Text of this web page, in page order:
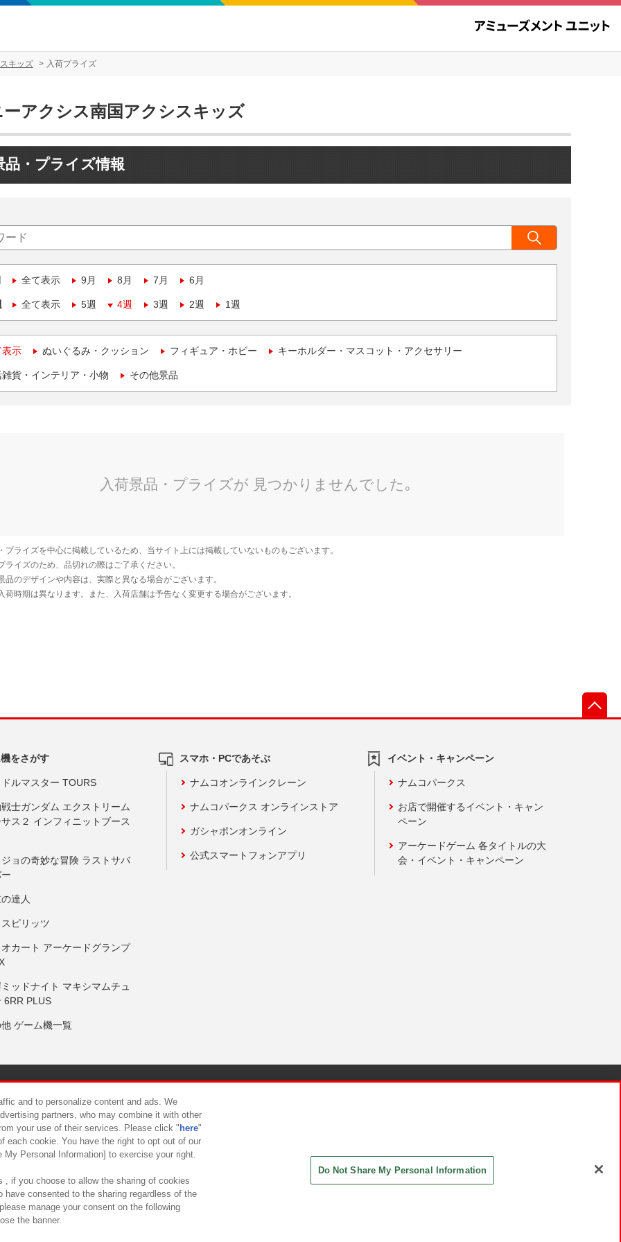
キッズ 入荷プライズ
ーアクシス南国アクシスキッズ
品・プライズ情報
全て表示 9月 8月 7月 6月
全て表示 5週 4週 3週 2週 1週
表示 ぬいぐるみ・クッション フィギュア・ホビー キーホルダー・マスコット・アクセサリー
貨・インテリア・小物 その他景品
をさがす
ルマスター TOURS
士ガンダム エクストリーム
ス２ インフィニットブース
ョの奇妙な冒険 ラストサバ
達人
ピリッツ
カート アーケードグランプ
ッドナイト マキシマムチュ
6RR PLUS
ゲーム機一覧
スマホ・PCであそぶ
ナムコオンラインクレーン
ナムコパークス オンラインストア
ガシャポンオンライン
公式スマートフォンアプリ
イベント・キャンペーン
ナムコパークス
お店で開催するイベント・キャン
ペーン
アーケードゲーム 各タイトルの大
会・イベント・キャンペーン
について カスタマーハラスメント対応方針
and to personalize content and ads. We
partners, who may combine it with other
your use of their services. Please click " here"
each cookie. You have the right to opt out of our
Personal Information] to exercise your right.
, if you choose to allow the sharing of cookies
have consented to the sharing regardless of the
manage your consent on the following
the banner.
Do Not Share My Personal Information